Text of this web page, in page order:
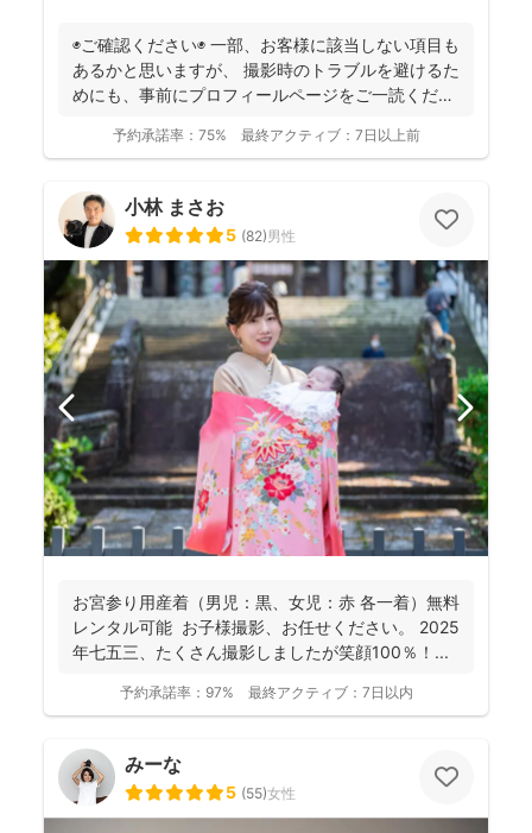
◉ご確認ください◉ 一部、お客様に該当しない項目も
あるかと思いますが、 撮影時のトラブルを避けるた
めにも、事前にプロフィールページをご一読くださ
予約承諾率： 75% 最終アクティブ： 7日以上前
小林 まさお
5 (82)男性
お宮参り用産着（男児：黒、女児：赤 各一着）無料
レンタル可能 お子様撮影、お任せください。 2025
年七五三、たくさん撮影しましたが笑顔100％！...
予約承諾率： 97% 最終アクティブ： 7日以内
みーな
5 (55)女性